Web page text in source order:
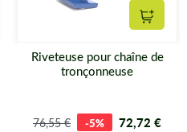
au panier
Riveteuse pour chaîne de
tronçonneuse
76,55 € -5% 72,72 €